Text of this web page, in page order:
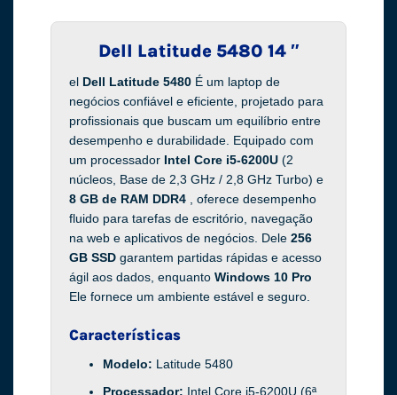
Dell Latitude 5480 14 ″
el Dell Latitude 5480 É um laptop de
negócios confiável e eficiente, projetado para
profissionais que buscam um equilíbrio entre
desempenho e durabilidade. Equipado com
um processador Intel Core i5-6200U (2
núcleos, Base de 2,3 GHz / 2,8 GHz Turbo) e
8 GB de RAM DDR4
, oferece desempenho
fluido para tarefas de escritório, navegação
na web e aplicativos de negócios. Dele 256
GB SSD garantem partidas rápidas e acesso
ágil aos dados, enquanto Windows 10 Pro
Ele fornece um ambiente estável e seguro.
Características
Modelo: Latitude 5480
Processador: Intel Core i5-6200U (6ª